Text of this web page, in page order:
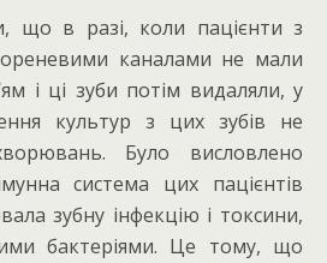
що в разі, коли пацієнти з
каналами не мали
і ці зуби потім видаляли, у
культур з цих зубів не
Було висловлено
система цих пацієнтів
зубну інфекцію і токсини,
бактеріями. Це тому, що